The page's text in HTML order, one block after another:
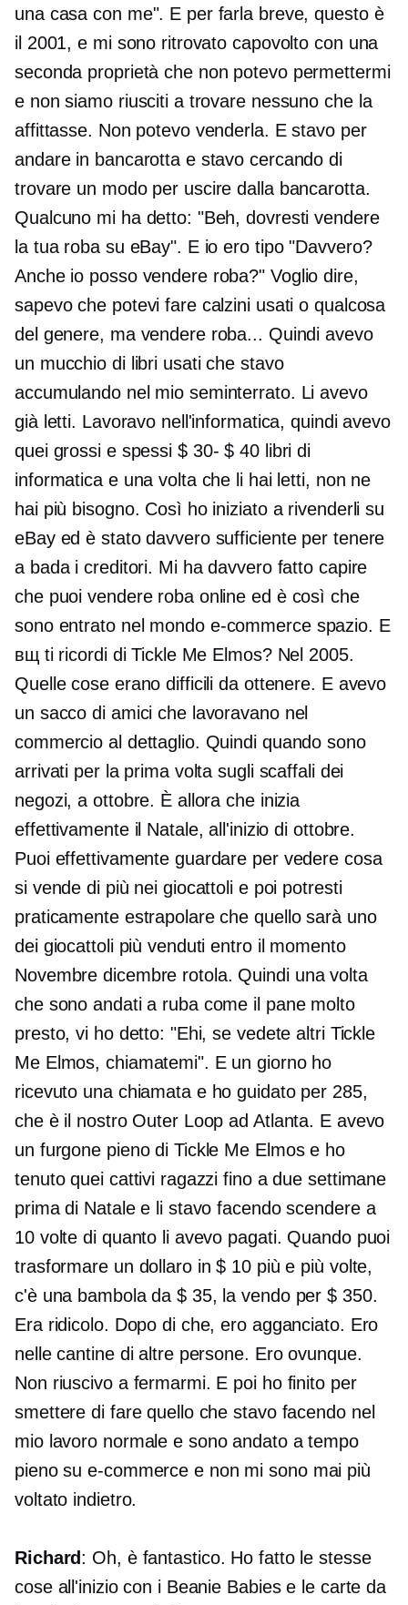
una casa con me". E per farla breve, questo è
il 2001, e mi sono ritrovato capovolto con una
seconda proprietà che non potevo permettermi
e non siamo riusciti a trovare nessuno che la
affittasse. Non potevo venderla. E stavo per
andare in bancarotta e stavo cercando di
trovare un modo per uscire dalla bancarotta.
Qualcuno mi ha detto: "Beh, dovresti vendere
la tua roba su eBay". E io ero tipo "Davvero?
Anche io posso vendere roba?" Voglio dire,
sapevo che potevi fare calzini usati o qualcosa
del genere, ma vendere roba... Quindi avevo
un mucchio di libri usati che stavo
accumulando nel mio seminterrato. Li avevo
già letti. Lavoravo nell'informatica, quindi avevo
quei grossi e spessi $ 30- $ 40libri di
informatica e una volta che li hai letti, non ne
hai più bisogno. Così ho iniziato a rivenderli su
eBay ed è stato davvero sufficiente per tenere
a bada i creditori. Mi ha davvero fatto capire
che puoi vendere roba online ed è così che
sono entrato nel mondo e-commercespazio. E
вщ ti ricordi di Tickle Me Elmos? Nel 2005.
Quelle cose erano difficili da ottenere. E avevo
un sacco di amici che lavoravano nel
commercio al dettaglio. Quindi quando sono
arrivati ​​per la prima volta sugli scaffali dei
negozi, a ottobre. È allora che inizia
effettivamente il Natale, all'inizio di ottobre.
Puoi effettivamente guardare per vedere cosa
si vende di più nei giocattoli e poi potresti
praticamente estrapolare che quello sarà uno
dei giocattoli più venduti entro il momento
Novembre dicembre rotola. Quindi una volta
che sono andati a ruba come il pane molto
presto, vi ho detto: "Ehi, se vedete altri Tickle
Me Elmos, chiamatemi". E un giorno ho
ricevuto una chiamata e ho guidato per 285,
che è il nostro Outer Loop ad Atlanta. E avevo
un furgone pieno di Tickle Me Elmos e ho
tenuto quei cattivi ragazzi fino a due settimane
prima di Natale e li stavo facendo scendere a
10 volte di quanto li avevo pagati. Quando puoi
trasformare un dollaro in $ 10 più e più volte,
c'è una bambola da $ 35, la vendo per $ 350.
Era ridicolo. Dopo di che, ero agganciato. Ero
nelle cantine di altre persone. Ero ovunque.
Non riuscivo a fermarmi. E poi ho finito per
smettere di fare quello che stavo facendo nel
mio lavoro normale e sono andato a tempo
pieno sue-commerce e non mi sono mai più
voltato indietro.
Richard: Oh, è fantastico. Ho fatto le stesse
cose all'inizio con i Beanie Babies e le carte da